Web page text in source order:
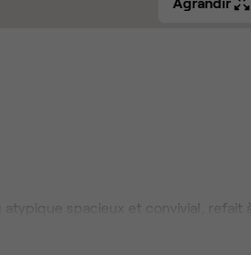
spacieux et convivial, refait
de bureau inclus.